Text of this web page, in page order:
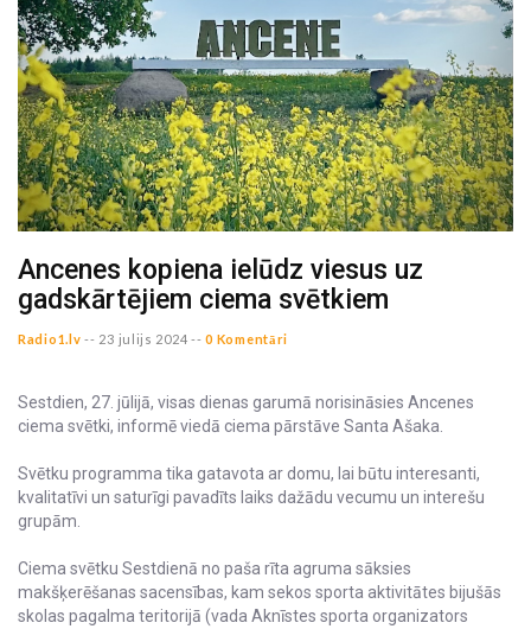
Ancenes kopiena ielūdz viesus uz
gadskārtējiem ciema svētkiem
Radio1.lv -- 23 julijs 2024 -- 0 Komentāri
Sestdien, 27. jūlijā, visas dienas garumā norisināsies Ancenes
ciema svētki, informē viedā ciema pārstāve Santa Ašaka.
Svētku programma tika gatavota ar domu, lai būtu interesanti,
kvalitatīvi un saturīgi pavadīts laiks dažādu vecumu un interešu
grupām.
Ciema svētku Sestdienā no paša rīta agruma sāksies
makšķerēšanas sacensības, kam sekos sporta aktivitātes bijušās
skolas pagalma teritorijā (vada Aknīstes sporta organizators